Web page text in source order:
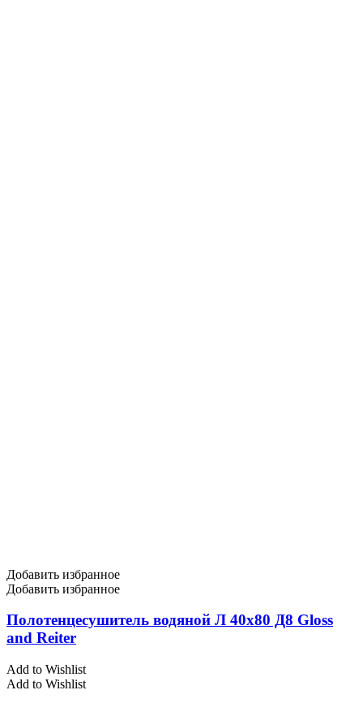
Добавить избранное
Добавить избранное
Полотенцесушитель водяной Л 40х80 Д8 Gloss
and Reiter
Add to Wishlist
Add to Wishlist